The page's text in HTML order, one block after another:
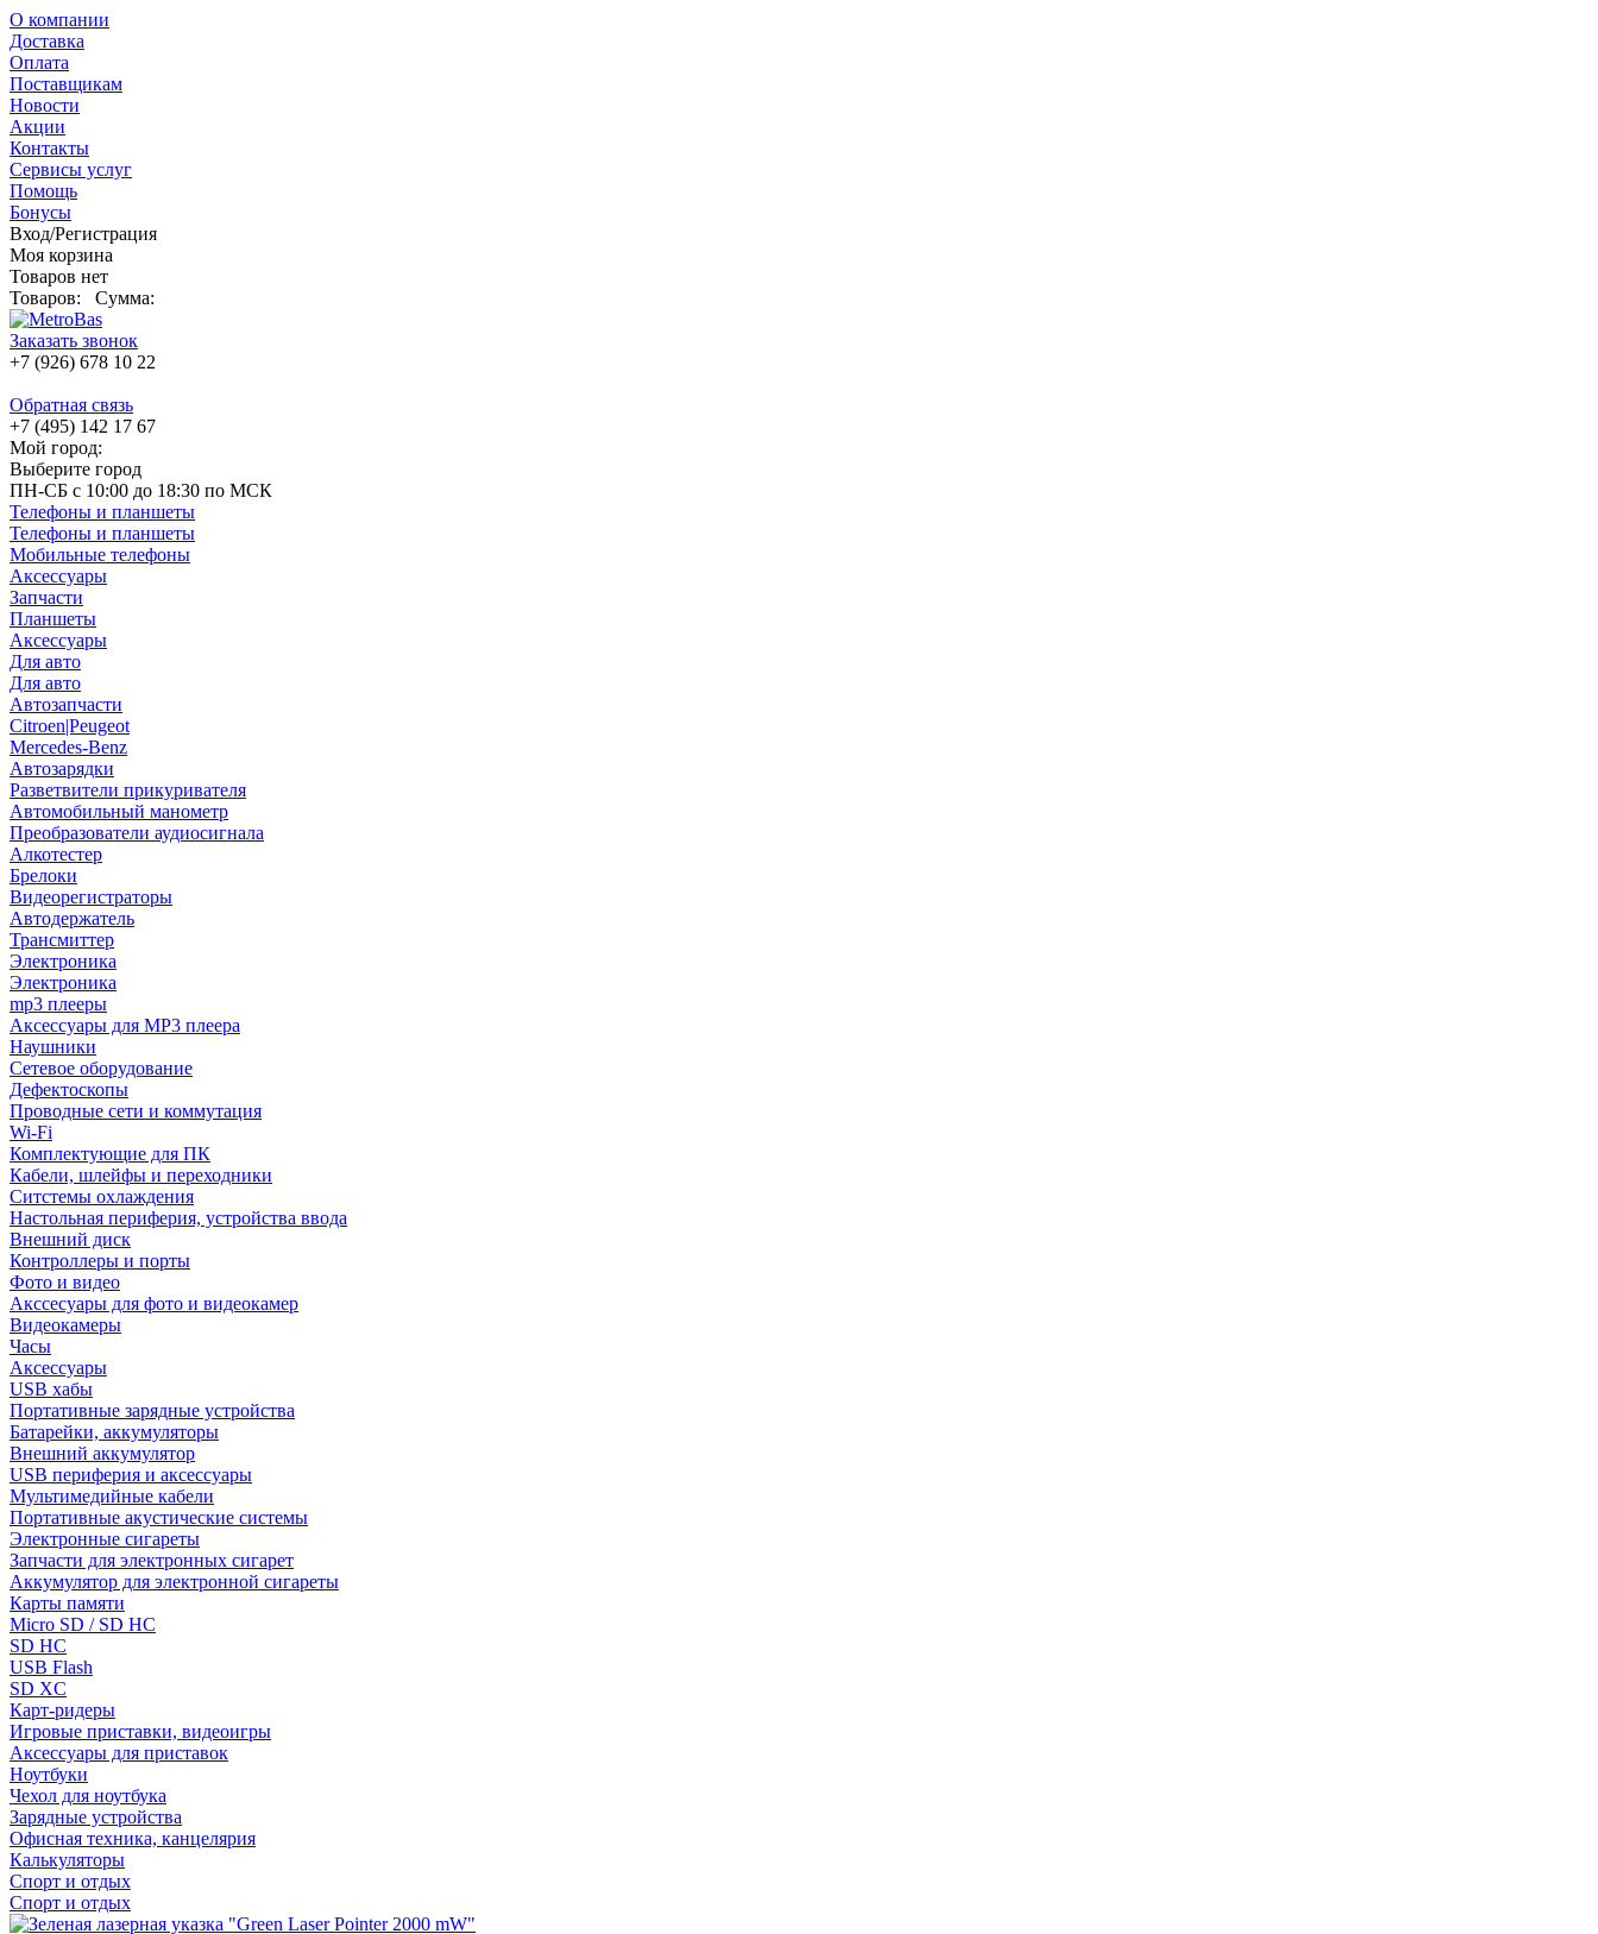
О компании
Доставка
Оплата
Поставщикам
Новости
Акции
Контакты
Сервисы услуг
Помощь
Бонусы
Вход/Регистрация
Моя корзина
Товаров нет
Товаров:
Сумма:
Заказать звонок
+7 (926) 678 10 22
Обратная связь
+7 (495) 142 17 67
Мой город:
Выберите город
ПН-СБ с 10:00 до 18:30 по МСК
Телефоны и планшеты
Телефоны и планшеты
Мобильные телефоны
Аксессуары
Запчасти
Планшеты
Аксессуары
Для авто
Для авто
Автозапчасти
Citroen|Peugeot
Mercedes-Benz
Автозарядки
Разветвители прикуривателя
Автомобильный манометр
Преобразователи аудиосигнала
Алкотестер
Брелоки
Видеорегистраторы
Автодержатель
Трансмиттер
Электроника
Электроника
mp3 плееры
Аксессуары для MP3 плеера
Наушники
Сетевое оборудование
Дефектоскопы
Проводные сети и коммутация
Wi-Fi
Комплектующие для ПК
Кабели, шлейфы и переходники
Ситстемы охлаждения
Настольная периферия, устройства ввода
Внешний диск
Контроллеры и порты
Фото и видео
Акссесуары для фото и видеокамер
Видеокамеры
Часы
Аксессуары
USB хабы
Портативные зарядные устройства
Батарейки, аккумуляторы
Внешний аккумулятор
USB периферия и аксессуары
Мультимедийные кабели
Портативные акустические системы
Электронные сигареты
Запчасти для электронных сигарет
Аккумулятор для электронной сигареты
Карты памяти
Micro SD / SD HC
SD HC
USB Flash
SD XC
Карт-ридеры
Игровые приставки, видеоигры
Аксессуары для приставок
Ноутбуки
Чехол для ноутбука
Зарядные устройства
Офисная техника, канцелярия
Калькуляторы
Спорт и отдых
Спорт и отдых